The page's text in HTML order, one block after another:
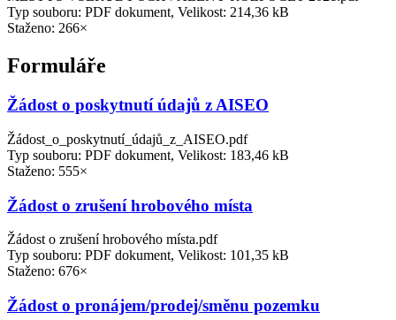
Typ souboru: PDF dokument, Velikost: 214,36 kB
Staženo: 266×
Formuláře
Žádost o poskytnutí údajů z AISEO
Žádost_o_poskytnutí_údajů_z_AISEO.pdf
Typ souboru: PDF dokument, Velikost: 183,46 kB
Staženo: 555×
Žádost o zrušení hrobového místa
Žádost o zrušení hrobového místa.pdf
Typ souboru: PDF dokument, Velikost: 101,35 kB
Staženo: 676×
Žádost o pronájem/prodej/směnu pozemku